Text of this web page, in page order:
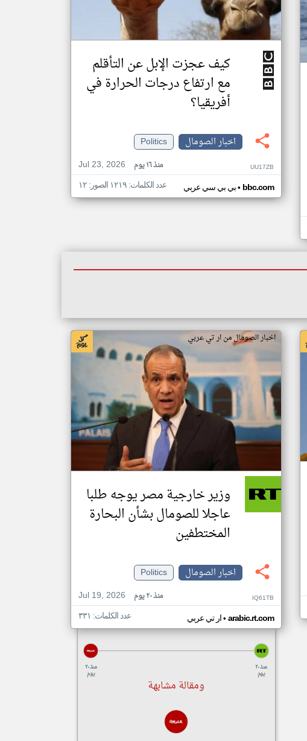
كيف عجزت الإبل عن التأقلم
مع ارتفاع درجات الحرارة في
أفريقيا؟
اخبار الصومال
Politics
Jul 23, 2026
منذ ١٦ يوم UU17ZB
بي بي سي عربي• bbc.com عدد الكلمات: ١٢١٩ الصور: ١٢
اخبار الصومال من ار تي عربي
وزير خارجية مصر يوجه طلبا
عاجلا للصومال بشأن البحارة
المختطفين
اخبار الصومال
Politics
Jul 19, 2026
منذ ٢٠ يوم IQ61TB
ار تي عربي• arabic.rt.com عدد الكلمات: ٣٣١
منذ ٢٠
يوم
منذ ٢٠
يوم
ومقالة مشابهة